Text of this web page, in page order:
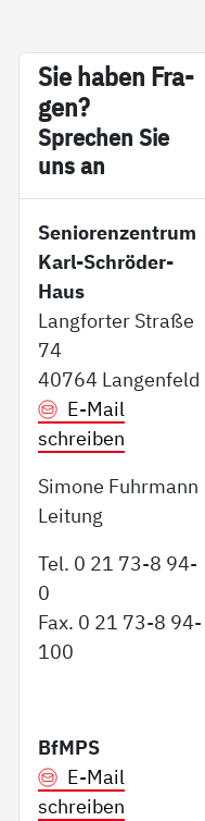
Sie ha­ben Fra­
gen?
Sp­re­chen Sie
uns an
Seniorenzentrum
Karl-Schröder-
Haus
Langforter Straße
74
40764 Langenfeld
E-Mail
schreiben
Simone Fuhrmann
Leitung
Tel. 0 21 73-8 94-
0
Fax. 0 21 73-8 94-
100
BfMPS
E-Mail
schreiben